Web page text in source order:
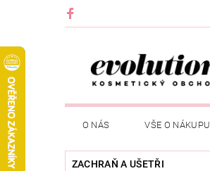
O NÁS VŠE O NÁKUPU
ZACHRAŇ A UŠETŘI